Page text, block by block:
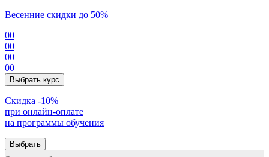
Весенние скидки до 50%
00
00
00
00
Выбрать курс
Cкидка -10%
при онлайн-оплате
на программы обучения
Выбрать